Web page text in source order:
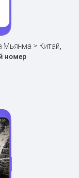
Мьянма > Китай,
номер